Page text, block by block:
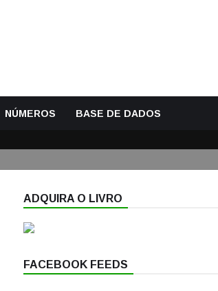
NÚMEROS BASE DE DADOS
ADQUIRA O LIVRO
FACEBOOK FEEDS